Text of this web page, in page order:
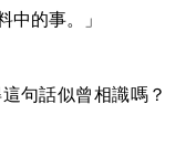
中的事。」
句話似曾相識嗎？